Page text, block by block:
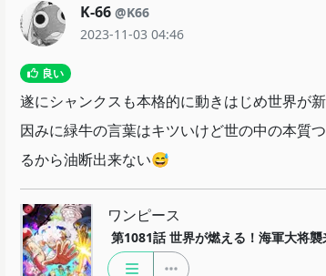
K-66 @K66
2023-11-03 04:46
良い
遂にシャンクスも本格的に動きはじめ世界が
因みに緑牛の言葉はキツいけど世の中の本質
るから油断出来ない😅
ワンピース
第1081話 世界が燃える！海軍大将襲